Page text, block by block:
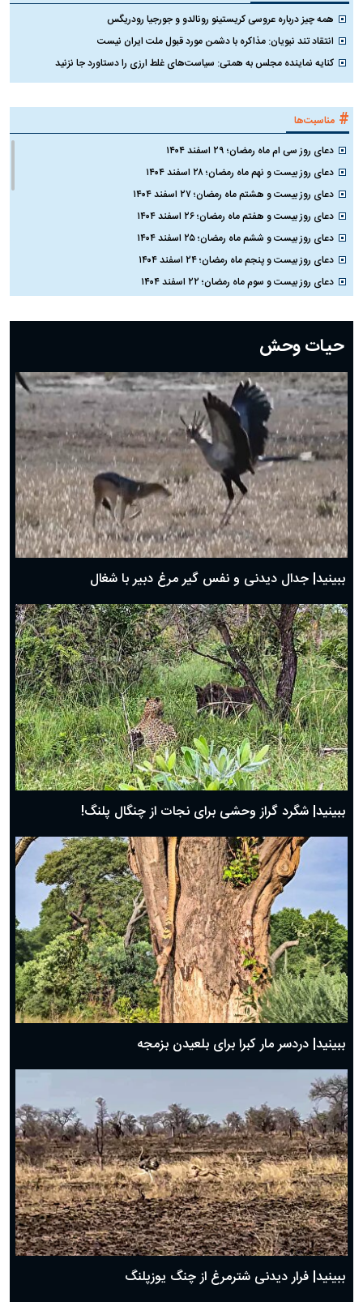
همه چیز درباره عروسی کریستینو رونالدو و جورجیا رودریگس
انتقاد تند نبویان: مذاکره با دشمن مورد قبول ملت ایران نیست
کنایه نماینده مجلس به همتی: سیاست‌های غلط ارزی را دستاورد جا نزنید
# مناسبت‌ها
دعای روز سی ام ماه رمضان؛ ۲۹ اسفند ۱۴۰۴
دعای روز بیست و نهم ماه رمضان؛ ۲۸ اسفند ۱۴۰۴
دعای روز بیست و هشتم ماه رمضان؛ ۲۷ اسفند ۱۴۰۴
دعای روز بیست و هفتم ماه رمضان؛ ۲۶ اسفند ۱۴۰۴
دعای روز بیست و ششم ماه رمضان؛ ۲۵ اسفند ۱۴۰۴
دعای روز بیست و پنجم ماه رمضان؛ ۲۴ اسفند ۱۴۰۴
دعای روز بیست و سوم ماه رمضان؛ ۲۲ اسفند ۱۴۰۴
دعای روز بیستم ماه رمضان؛ ۱۹ اسفند ۱۴۰۴
دعای روز هشتم ماه مبارک رمضان؛ ۷ اسفند ماه ۱۴۰۴
دعای روز هفتم ماه رمضان؛ ۶ اسفند ۱۴۰۴
دعای روز ششم ماه رمضان؛ ۵ اسفند ۱۴۰۴
دعای روز پنجم ماه رمضان؛ ۴ اسفند ۱۴۰۴
دعای روز چهارم ماه مبارک رمضان؛ ۳ اسفند ۱۴۰۴
دعای روز سوم ماه مبارک رمضان؛ ۱۴ اسفند ۱۴۰۴
دعای روز دوم ماه مبارک رمضان ۱ اسفند ماه ۱۴۰۴
دعای روز اول ماه مبارک رمضان، ۳۰ بهمن ۱۴۰۴
حضرت زینب(س) چگونه از دنیا رفت؟
بهترین پیامک تبریک روز پدر ۱۴۰۴؛ جملات زیبا و صمیمانه
حیات وحش
ببینید| جدال دیدنی و نفس گیر مرغ دبیر با شغال
ببینید| شگرد گراز وحشی برای نجات از چنگال پلنگ!
ببینید| دردسر مار کبرا برای بلعیدن بزمجه
ببینید| فرار دیدنی شترمرغ از چنگ یوزپلنگ